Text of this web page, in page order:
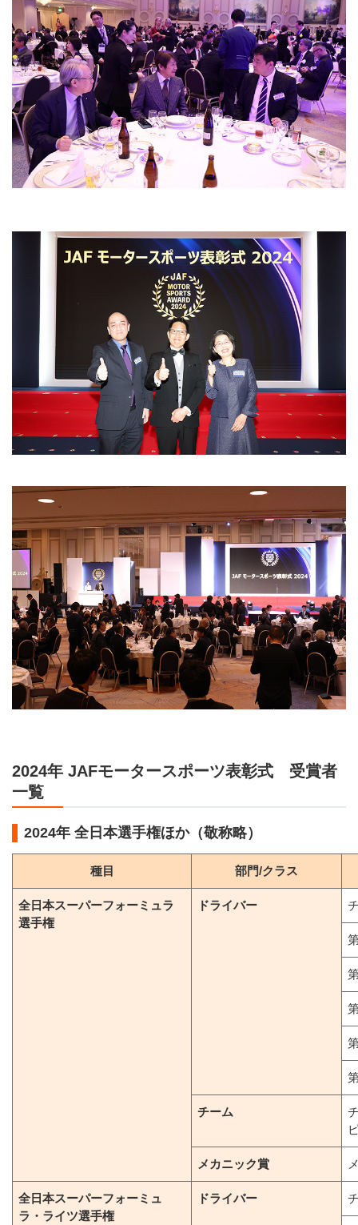
2024年 JAFモータースポーツ表彰式 受賞者
一覧
2024年 全日本選手権ほか（敬称略）
種目 部門/クラス
全日本スーパーフォーミュラ
選手権
ドライバー
チーム
メカニック賞
全日本スーパーフォーミュ
ラ・ライツ選手権
ドライバー